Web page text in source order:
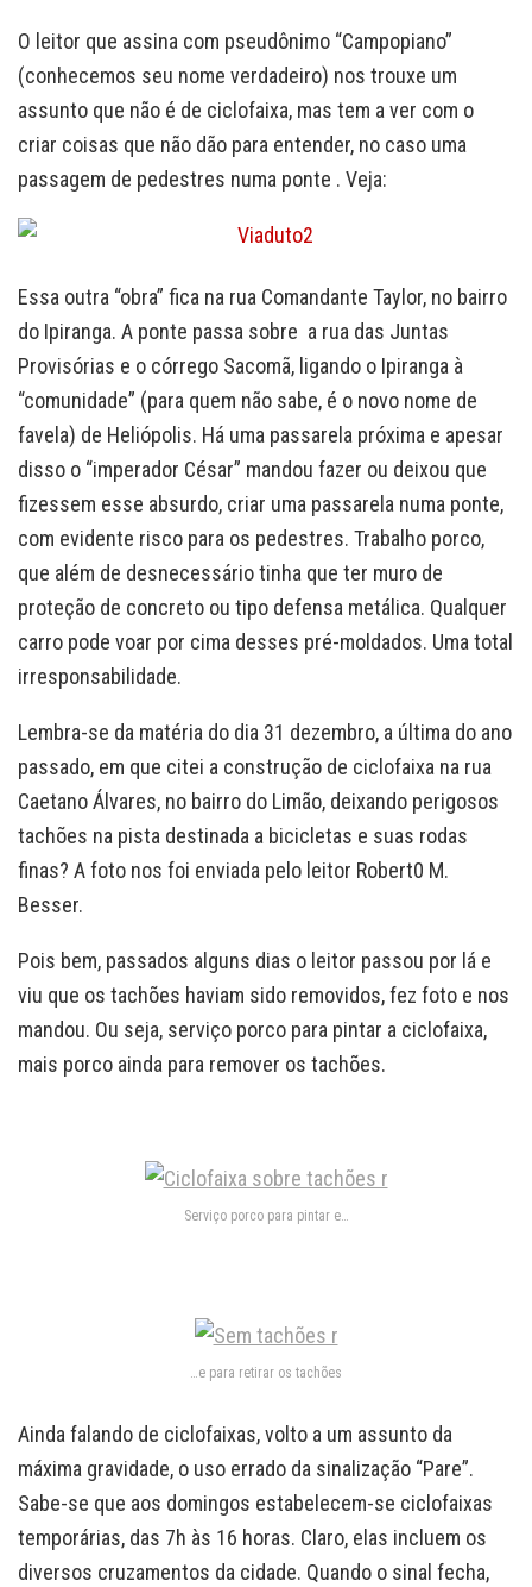
O leitor que assina com pseudônimo “Campopiano”
(conhecemos seu nome verdadeiro) nos trouxe um
assunto que não é de ciclofaixa, mas tem a ver com o
criar coisas que não dão para entender, no caso uma
passagem de pedestres numa ponte . Veja:
Essa outra “obra” fica na rua Comandante Taylor, no bairro
do Ipiranga. A ponte passa sobre a rua das Juntas
Provisórias e o córrego Sacomã, ligando o Ipiranga à
“comunidade” (para quem não sabe, é o novo nome de
favela) de Heliópolis. Há uma passarela próxima e apesar
disso o “imperador César” mandou fazer ou deixou que
fizessem esse absurdo, criar uma passarela numa ponte,
com evidente risco para os pedestres. Trabalho porco,
que além de desnecessário tinha que ter muro de
proteção de concreto ou tipo defensa metálica. Qualquer
carro pode voar por cima desses pré-moldados. Uma total
irresponsabilidade.
Lembra-se da matéria do dia 31 dezembro, a última do ano
passado, em que citei a construção de ciclofaixa na rua
Caetano Álvares, no bairro do Limão, deixando perigosos
tachões na pista destinada a bicicletas e suas rodas
finas? A foto nos foi enviada pelo leitor Robert0 M.
Besser.
Pois bem, passados alguns dias o leitor passou por lá e
viu que os tachões haviam sido removidos, fez foto e nos
mandou. Ou seja, serviço porco para pintar a ciclofaixa,
mais porco ainda para remover os tachões.
Serviço porco para pintar e…
…e para retirar os tachões
Ainda falando de ciclofaixas, volto a um assunto da
máxima gravidade, o uso errado da sinalização “Pare”.
Sabe-se que aos domingos estabelecem-se ciclofaixas
temporárias, das 7h às 16 horas. Claro, elas incluem os
diversos cruzamentos da cidade. Quando o sinal fecha,